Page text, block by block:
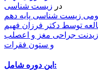
در زیست شناسی
زیست شناسی پایه دهم
توسط دکتر فرزان فهیم
جراحی مغز و اعصلب
و ستون فقرات
این دوره شامل: